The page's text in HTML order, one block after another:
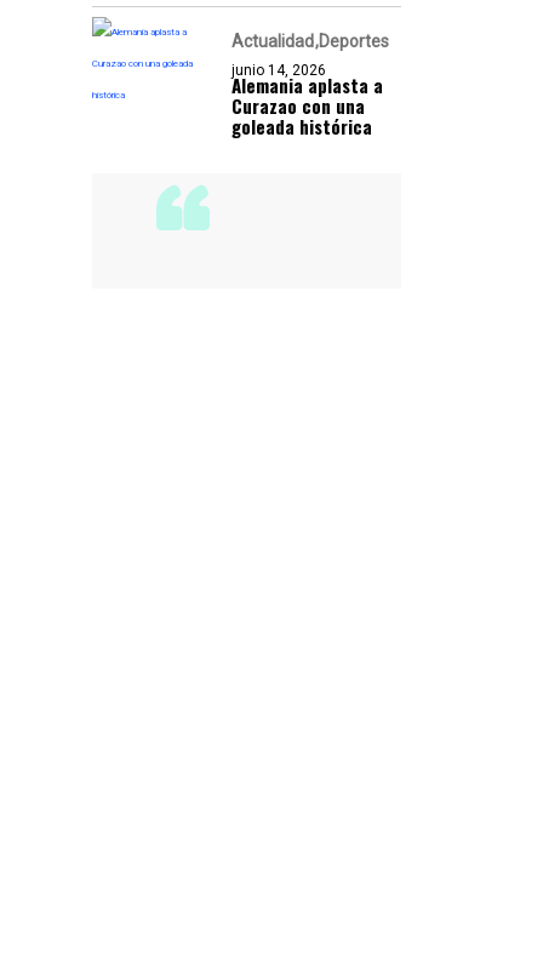
Actualidad Deportes
junio 14, 2026
Alemania aplasta a
Curazao con una
goleada histórica